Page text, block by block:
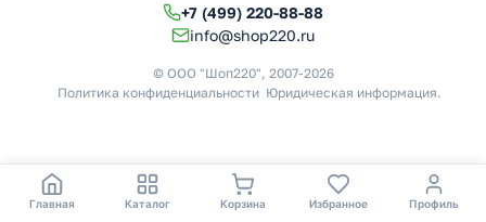
+7 (499) 220-88-88
info@shop220.ru
© ООО "Шоп220", 2007-2026
Политика конфиденциальности Юридическая информация.
Главная Каталог Корзина Избранное Профиль